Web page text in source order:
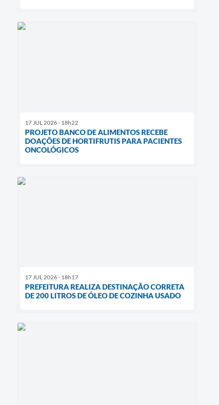
17 JUL 2026 - 18h22
PROJETO BANCO DE ALIMENTOS RECEBE
DOAÇÕES DE HORTIFRUTIS PARA PACIENTES
ONCOLÓGICOS
17 JUL 2026 - 18h17
PREFEITURA REALIZA DESTINAÇÃO CORRETA
DE 200 LITROS DE ÓLEO DE COZINHA USADO